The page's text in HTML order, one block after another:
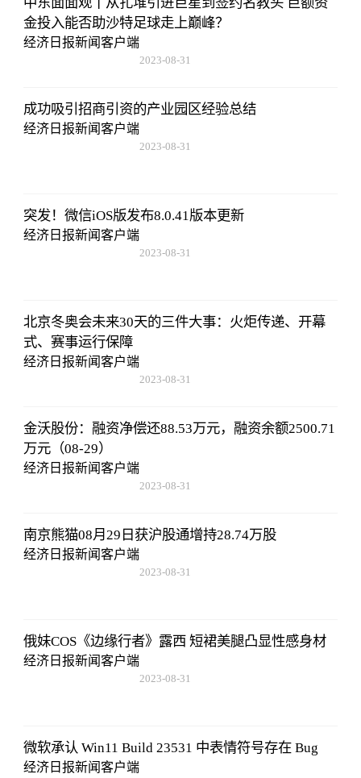
金投入能否助沙特足球走上巅峰？
经济日报新闻客户端
2023-08-31
成功吸引招商引资的产业园区经验总结
经济日报新闻客户端
2023-08-31
突发！微信iOS版发布8.0.41版本更新
经济日报新闻客户端
2023-08-31
北京冬奥会未来30天的三件大事：火炬传递、开幕
式、赛事运行保障
经济日报新闻客户端
2023-08-31
金沃股份：融资净偿还88.53万元，融资余额2500.71
万元（08-29）
经济日报新闻客户端
2023-08-31
南京熊猫08月29日获沪股通增持28.74万股
经济日报新闻客户端
2023-08-31
俄妹COS《边缘行者》露西 短裙美腿凸显性感身材
经济日报新闻客户端
2023-08-31
微软承认 Win11 Build 23531 中表情符号存在 Bug
经济日报新闻客户端